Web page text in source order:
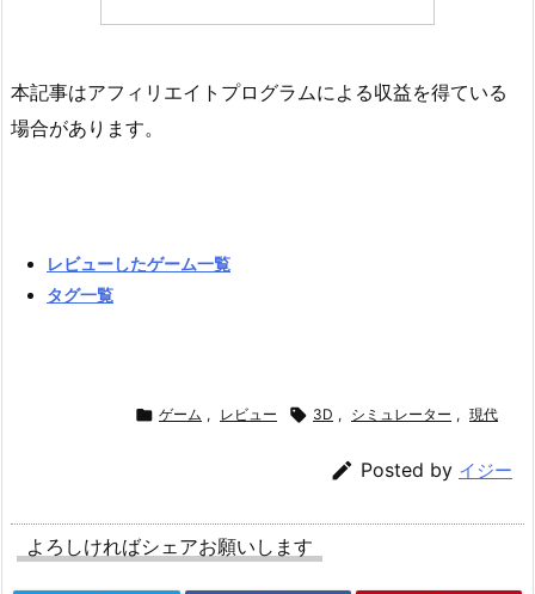
本記事はアフィリエイトプログラムによる収益を得ている
場合があります。
レビューしたゲーム一覧
タグ一覧
 ゲーム , レビュー  3D , シミュレーター , 現代
 Posted by イジー
よろしければシェアお願いします